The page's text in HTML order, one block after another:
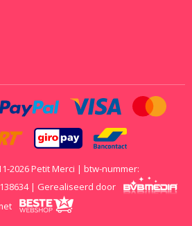
2026 Petit Merci | btw-nummer:
| Gerealiseerd door